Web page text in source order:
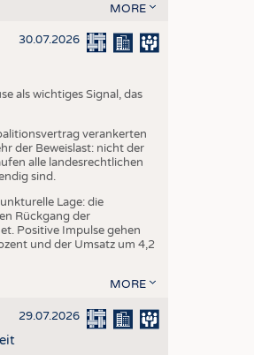
MORE
30.07.2026
als wichtiges Signal, das
verankerten
der Beweislast: nicht der
alle landesrechtlichen
sind.
Lage: die
Rückgang der
Positive Impulse gehen
und der Umsatz um 4,2
MORE
29.07.2026